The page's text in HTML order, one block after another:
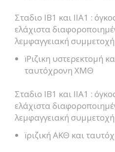
Σταδιο ΙΒ1 και ΙΙΑ1 :
ελάχιστα
λεμφαγγειακή συμμετοχή
ïΡιζικη υστερεκτομή
ταυτόχρονη ΧΜΘ
Σταδιο ΙΒ1 και ΙΙΑ1 :
ελάχιστα
λεμφαγγειακή συμμετοχή
ïριζική ΑΚΘ και